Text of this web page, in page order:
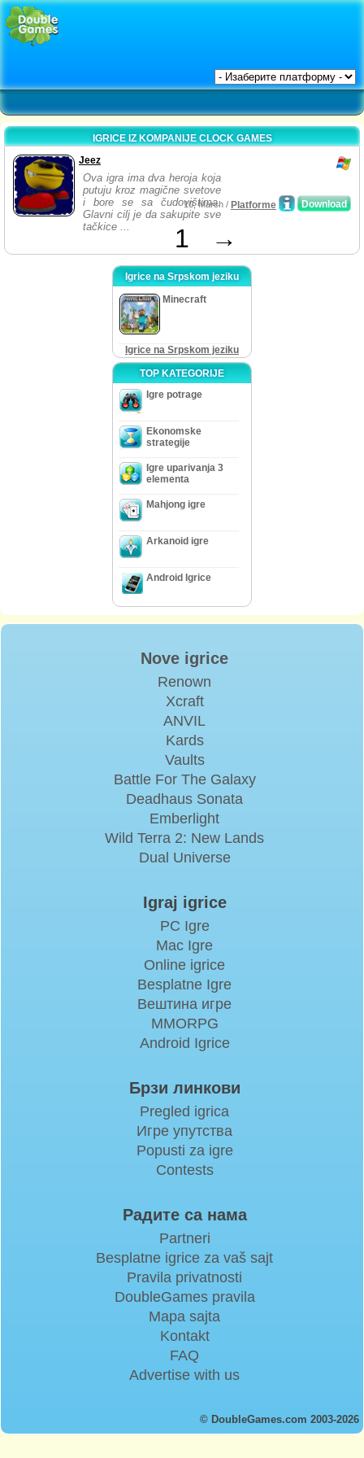
IGRICE IZ KOMPANIJE CLOCK GAMES
Jeez
Ova igra ima dva heroja koja
putuju kroz magične svetove
i bore se sa čudovištima.
Glavni cilj je da sakupite sve
tačkice ...
Download
10, March / Platforme
1 →
Igrice na Srpskom jeziku
Minecraft
Igrice na Srpskom jeziku
TOP KATEGORIJE
Igre potrage
Ekonomske
strategije
Igre uparivanja 3
elementa
Mahjong igre
Arkanoid igre
Android Igrice
Nove igrice
Renown
Xcraft
ANVIL
Kards
Vaults
Battle For The Galaxy
Deadhaus Sonata
Emberlight
Wild Terra 2: New Lands
Dual Universe
Igraj igrice
PC Igre
Mac Igre
Online igrice
Besplatne Igre
Вештина игре
MMORPG
Android Igrice
Брзи линкови
Pregled igrica
Игре упутства
Popusti za igre
Contests
Радите са нама
Partneri
Besplatne igrice za vaš sajt
Pravila privatnosti
DoubleGames pravila
Mapa sajta
Kontakt
FAQ
Advertise with us
© DoubleGames.com 2003-2026